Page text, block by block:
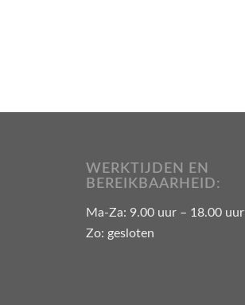
WERKTIJDEN EN
BEREIKBAARHEID:
Ma-Za: 9.00 uur – 18.00 uur
Zo: gesloten